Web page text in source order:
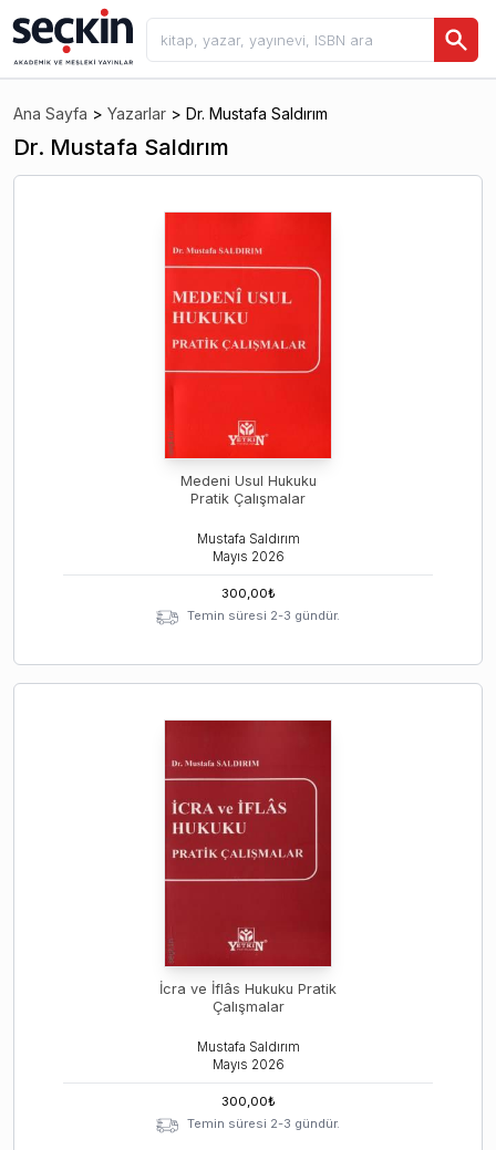
Ana Sayfa > Yazarlar > Dr. Mustafa Saldırım
Dr. Mustafa Saldırım
Medeni Usul Hukuku
Pratik Çalışmalar
Mustafa Saldırım
Mayıs 2026
300,00₺
Temin süresi 2-3 gündür.
İcra ve İflâs Hukuku Pratik
Çalışmalar
Mustafa Saldırım
Mayıs 2026
300,00₺
Temin süresi 2-3 gündür.